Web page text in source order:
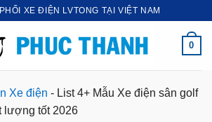
XE ĐIỆN LVTONG TẠI VIỆT NAM
0
Xe điện - List 4+ Mẫu Xe điện sân golf
lượng tốt 2026